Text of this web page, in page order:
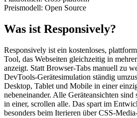
Preismodell: Open Source
Was ist Responsively?
Responsively ist ein kostenloses,
Tool, das Webseiten gleichzeitig in
anzeigt. Statt Browser-Tabs manuell zu
DevTools-Gerätesimulation ständig
Desktop, Tablet und Mobile in einer
nebeneinander. Alle Geräteansichten
in einer, scrollen alle. Das spart im
besonders beim Iterieren über CSS-